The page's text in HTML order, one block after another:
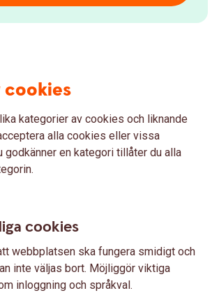
cookies
kategorier av cookies och liknande
alla cookies eller vissa
godkänner en kategori tillåter du alla
cookies
webbplatsen ska fungera smidigt och
inte väljas bort. Möjliggör viktiga
inloggning och språkval.